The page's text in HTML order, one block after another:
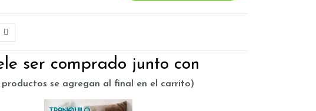
ser comprado junto con
productos se agregan al final en el carrito)